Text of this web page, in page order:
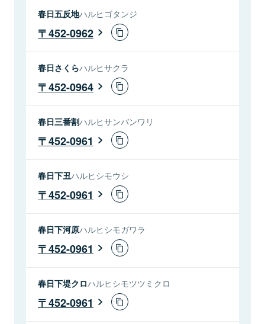
春日五反地ハルヒゴタンジ
452-0962
春日さくらハルヒサクラ
452-0964
春日三番割ハルヒサンバンワリ
452-0961
春日下丑ハルヒシモウシ
452-0961
春日下河原ハルヒシモガワラ
452-0961
春日下堤クロハルヒシモツツミクロ
452-0961